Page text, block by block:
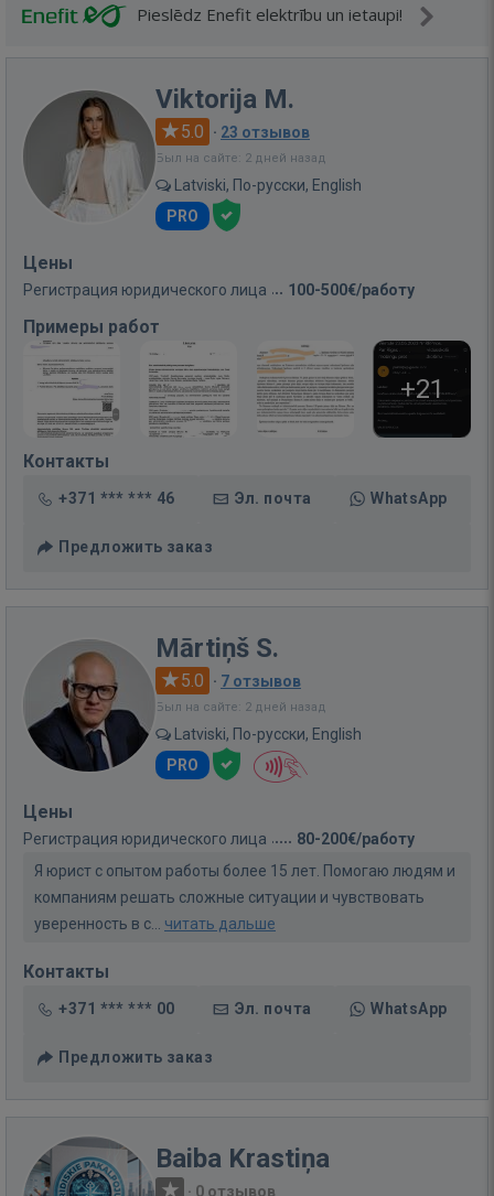
Pieslēdz Enefit elektrību un ietaupi!
Viktorija M.
5.0 · 23 отзывов
Был на сайте: 2 дней назад
Latviski, По-русски, English
PRO
Цены
Регистрация юридического лица 100-500€/работу
Примеры работ
+21
Контакты
+371 *** *** 46 Эл. почта WhatsApp
Предложить заказ
Mārtiņš S.
5.0 · 7 отзывов
Был на сайте: 2 дней назад
Latviski, По-русски, English
PRO
Цены
Регистрация юридического лица
80-200€/работу
Я юрист с опытом работы более 15 лет. Помогаю людям и
компаниям решать сложные ситуации и чувствовать
уверенность в с... читать дальше
Контакты
+371 *** *** 00 Эл. почта WhatsApp
Предложить заказ
Baiba Krastiņa
· 0 отзывов